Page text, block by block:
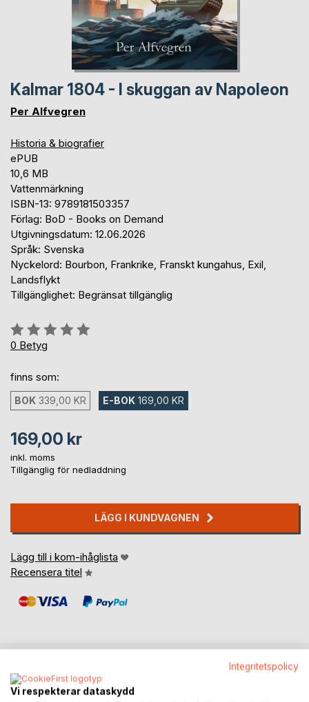
Kalmar 1804 - I skuggan av Napoleon
Per Alfvegren
Historia & biografier
ePUB
10,6 MB
Vattenmärkning
ISBN-13: 9789181503357
Förlag: BoD - Books on Demand
Utgivningsdatum: 12.06.2026
Språk: Svenska
Nyckelord: Bourbon, Frankrike, Franskt kungahus, Exil,
Landsflykt
Tillgänglighet: Begränsat tillgänglig
Betyg::
0%
0 Betyg
finns som:
BOK 339,00 KR E-BOK 169,00 KR
169,00 kr
inkl. moms
Tillgänglig för nedladdning
LÄGG I KUNDVAGNEN
Lägg till i kom-ihåglista
Recensera titel
BESKRIVNING
Integritetspolicy
Vi respekterar dataskydd